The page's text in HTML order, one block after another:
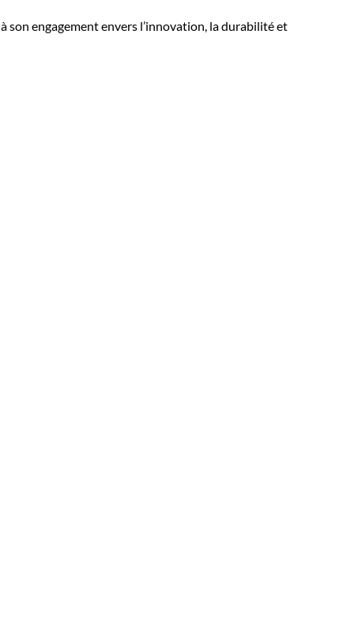
son engagement envers l’innovation, la durabilité et